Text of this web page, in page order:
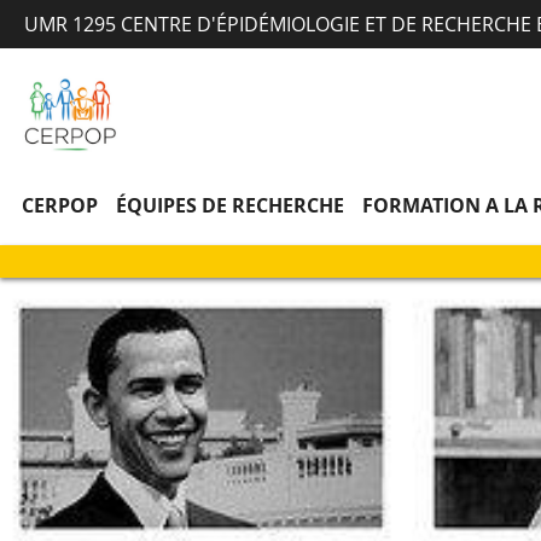
UMR 1295 CENTRE D'ÉPIDÉMIOLOGIE ET DE
CERPOP ÉQUIPES DE RECHERCHE FORMATION A LA